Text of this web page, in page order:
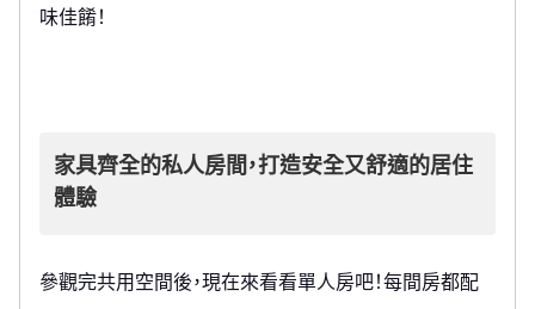
味佳餚！
家具齊全的私人房間，打造安全又舒適的居住
體驗
參觀完共用空間後，現在來看看單人房吧！每間房都配